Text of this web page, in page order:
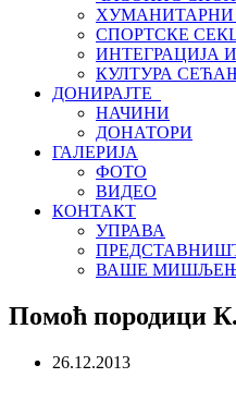
СПОРТСКЕ
ИНТЕГРАЦИЈА
КУЛТУРА
ДОНИРАЈТЕ
НАЧИНИ
ДОНАТОРИ
ГАЛЕРИЈА
ФОТО
ВИДЕО
КОНТАКТ
УПРАВА
ВАШЕ
Помоћ породици
26.12.2013